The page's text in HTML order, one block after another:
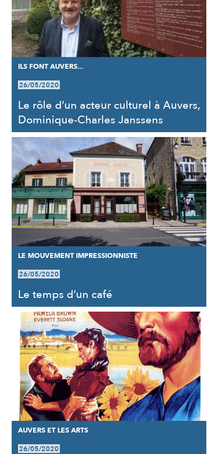
ILS FONT AUVERS...
26/05/2020
Le rôle d’un acteur culturel à Auvers,
Dominique-Charles Janssens
LE MOUVEMENT IMPRESSIONNISTE
26/05/2020
Le temps d’un café
AUVERS ET LES ARTS
26/05/2020